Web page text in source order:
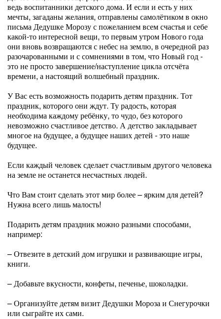
ведь воспитанники детского дома. И если и есть у них
мечты, загаданы желания, отправлены самолётиком в окно
письма Дедушке Морозу с пожеланием всем счастья и себе
какой-то интересной вещи, то первым утром Нового года
они вновь возвращаются с небес на землю, в очередной раз
разочарованными и с сомнениями в том, что Новый год -
это не просто завершение/наступление цикла отсчёта
времени, а настоящий волшебный праздник.
У Вас есть возможность подарить детям праздник. Тот
праздник, которого они ждут. Ту радость, которая
необходима каждому ребёнку, то чудо, без которого
невозможно счастливое детство. А детство закладывает
многое на будущее, а будущее наших детей - это наше
будущее.
Если каждый человек сделает счастливым другого человека
на земле не останется несчастных людей.
Что Вам стоит сделать этот мир более – ярким для детей?
Нужна всего лишь малость!
Подарить детям праздник можно разными способами,
например:
– Отвезите в детский дом игрушки и развивающие игры,
книги.
– Добавьте вкусности, конфеты, печенье, шоколадки.
– Организуйте детям визит Дедушки Мороза и Снегурочки
или сыграйте их сами.